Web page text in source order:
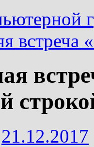
встреча
21.12.2017